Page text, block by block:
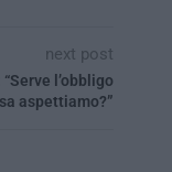
next post
l’obbligo
aspettiamo?”